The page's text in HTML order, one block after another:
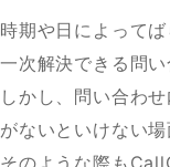
時期や日によって
一次解決できる問い
しかし、問い合わ
がないといけない場
そのような際も